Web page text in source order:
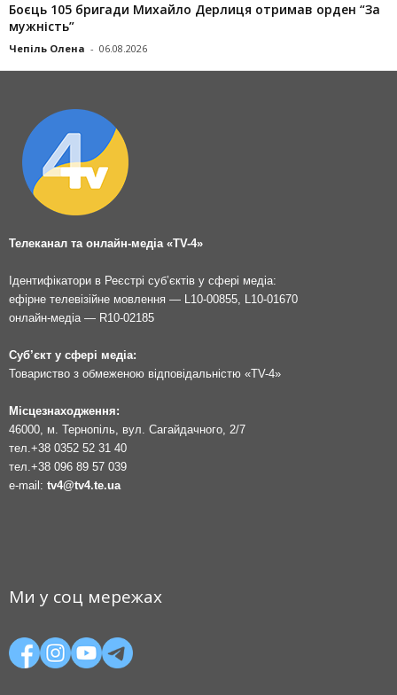
Боєць 105 бригади Михайло Дерлиця отримав орден “За
мужність”
Чепіль Олена - 06.08.2026
Телеканал та онлайн-медіа «TV-4»
Ідентифікатори в Реєстрі суб’єктів у сфері медіа:
ефірне телевізійне мовлення — L10-00855, L10-01670
онлайн-медіа — R10-02185
Суб’єкт у сфері медіа:
Товариство з обмеженою відповідальністю «TV-4»
Місцезнаходження:
46000, м. Тернопіль, вул. Сагайдачного, 2/7
тел.+38 0352 52 31 40
тел.+38 096 89 57 039
e-mail: tv4@tv4.te.ua
Ми у соц мережах